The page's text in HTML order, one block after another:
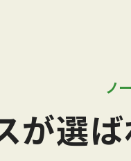
ノ
が選